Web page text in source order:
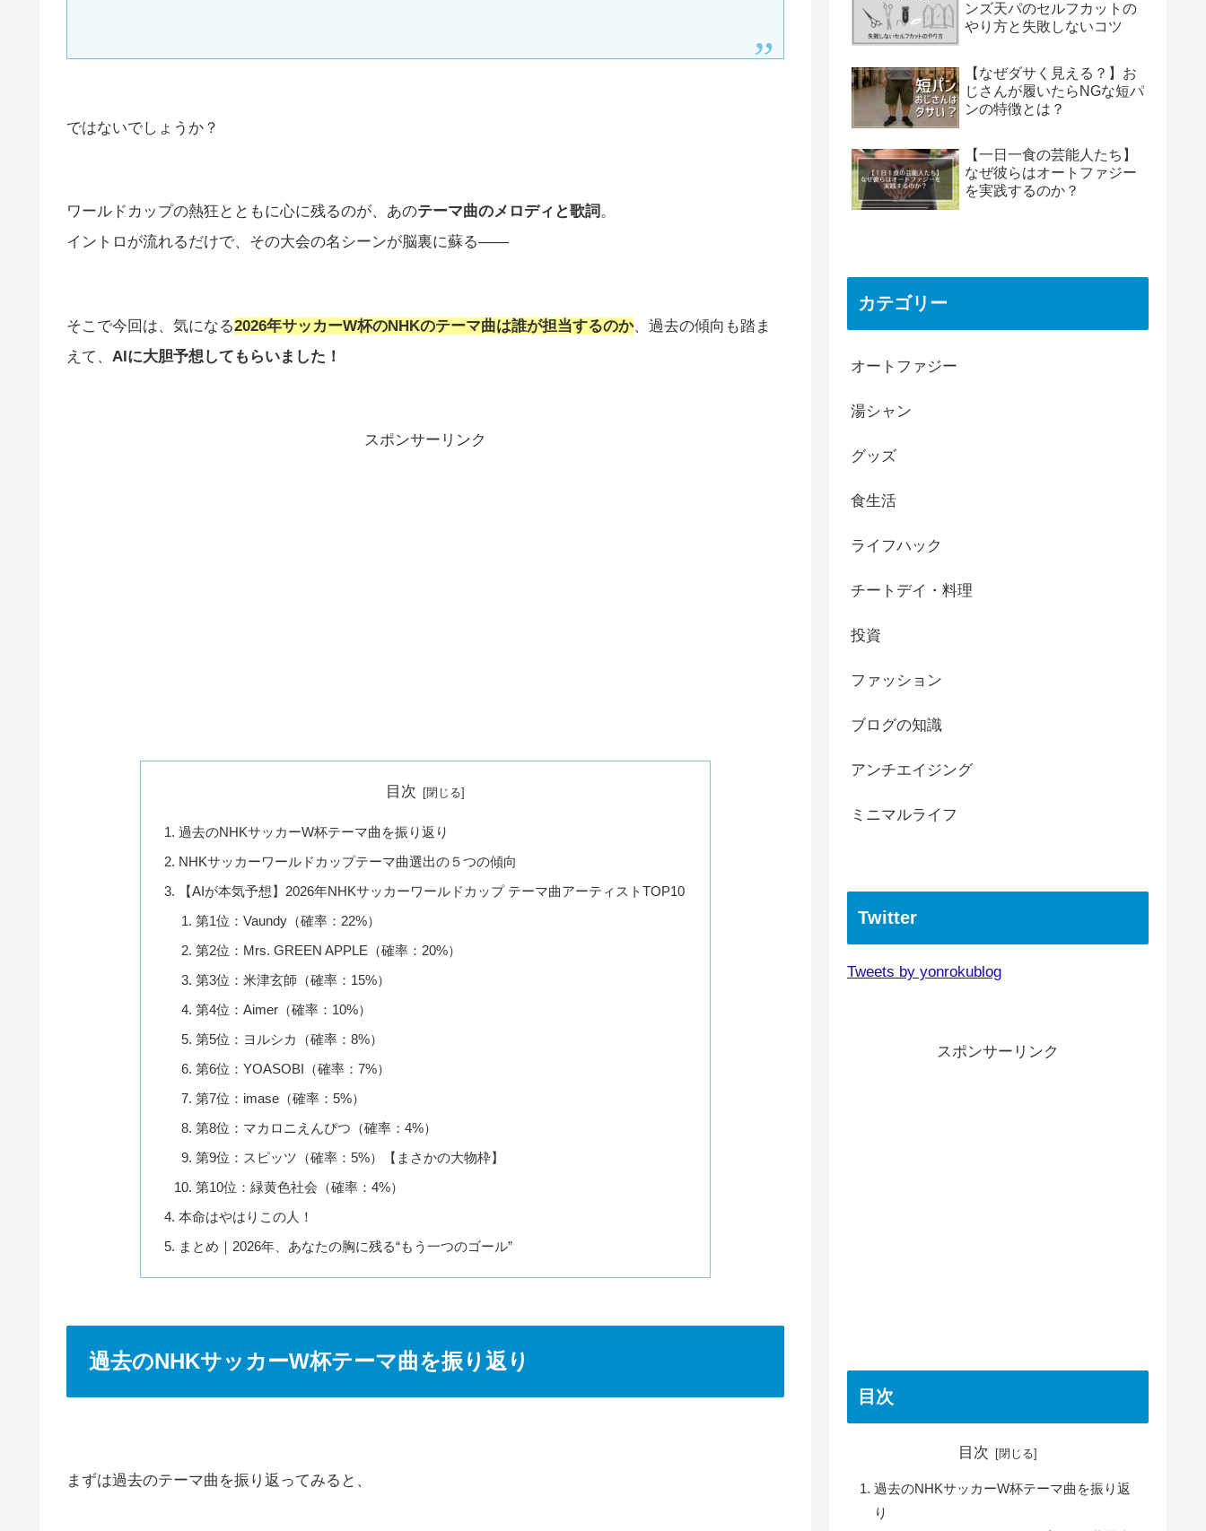
ではないでしょうか？
ワールドカップの熱狂とともに心に残るのが、あのテーマ曲のメロディと歌詞。
イントロが流れるだけで、その大会の名シーンが脳裏に蘇る——
そこで今回は、気になる2026年サッカーW杯のNHKのテーマ曲は誰が担当するのか、過去の傾向も踏ま
えて、 AIに大胆予想してもらいました！
スポンサーリンク
目次
過去のNHKサッカーW杯テーマ曲を振り返り
NHKサッカーワールドカップテーマ曲選出の５つの傾向
【AIが本気予想】2026年NHKサッカーワールドカップ テーマ曲アーティストTOP10
第1位：Vaundy（確率：22%）
第2位：Mrs. GREEN APPLE（確率：20%）
第3位：米津玄師（確率：15%）
第4位：Aimer（確率：10%）
第5位：ヨルシカ（確率：8%）
第6位：YOASOBI（確率：7%）
第7位：imase（確率：5%）
第8位：マカロニえんぴつ（確率：4%）
第9位：スピッツ（確率：5%）【まさかの大物枠】
第10位：緑黄色社会（確率：4%）
本命はやはりこの人！
まとめ｜2026年、あなたの胸に残る“もう一つのゴール”
過去のNHKサッカーW杯テーマ曲を振り返り
まずは過去のテーマ曲を振り返ってみると、
ンズ天パのセルフカットの
やり方と失敗しないコツ
【なぜダサく見える？】お
じさんが履いたらNGな短パ
ンの特徴とは？
【一日一食の芸能人たち】
なぜ彼らはオートファジー
を実践するのか？
カテゴリー
オートファジー
湯シャン
グッズ
食生活
ライフハック
チートデイ・料理
投資
ファッション
ブログの知識
アンチエイジング
ミニマルライフ
Twitter
Tweets by yonrokublog
スポンサーリンク
目次
目次
過去のNHKサッカーW杯テーマ曲を振り返
り